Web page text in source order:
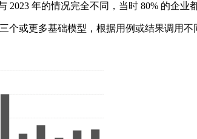
年的情况完全不同，当时 80% 的企业
更多基础模型，根据用例或结果调用不